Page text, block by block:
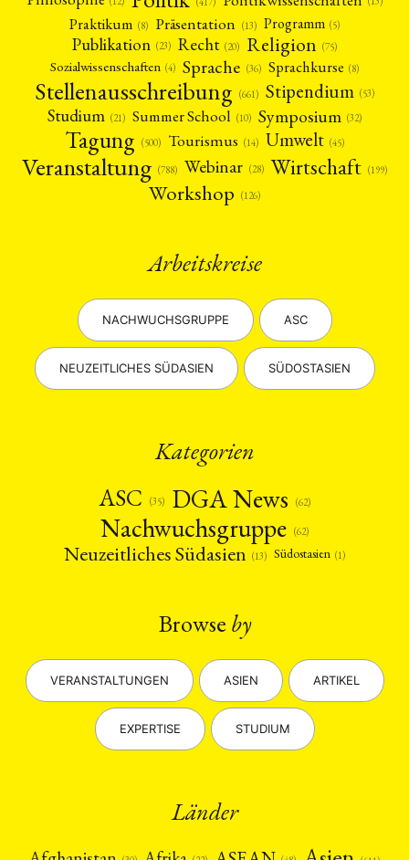
Praktikum (8) Präsentation (13) Programm (5)
Publikation (23) Recht (20) Religion (75)
Sozialwissenschaften (4) Sprache (36) Sprachkurse (8)
Stellenausschreibung (661) Stipendium (53)
Studium (21) Summer School (10) Symposium (32)
Tagung (500) Tourismus (14) Umwelt (45)
Veranstaltung (788) Webinar (28) Wirtschaft (199)
Workshop (126)
Arbeitskreise
NACHWUCHSGRUPPE ASC
NEUZEITLICHES SÜDASIEN SÜDOSTASIEN
Kategorien
ASC
(35) DGA News (62)
Nachwuchsgruppe (62)
Neuzeitliches Südasien (13) Südostasien (1)
Browse by
VERANSTALTUNGEN ASIEN ARTIKEL
EXPERTISE STUDIUM
Länder